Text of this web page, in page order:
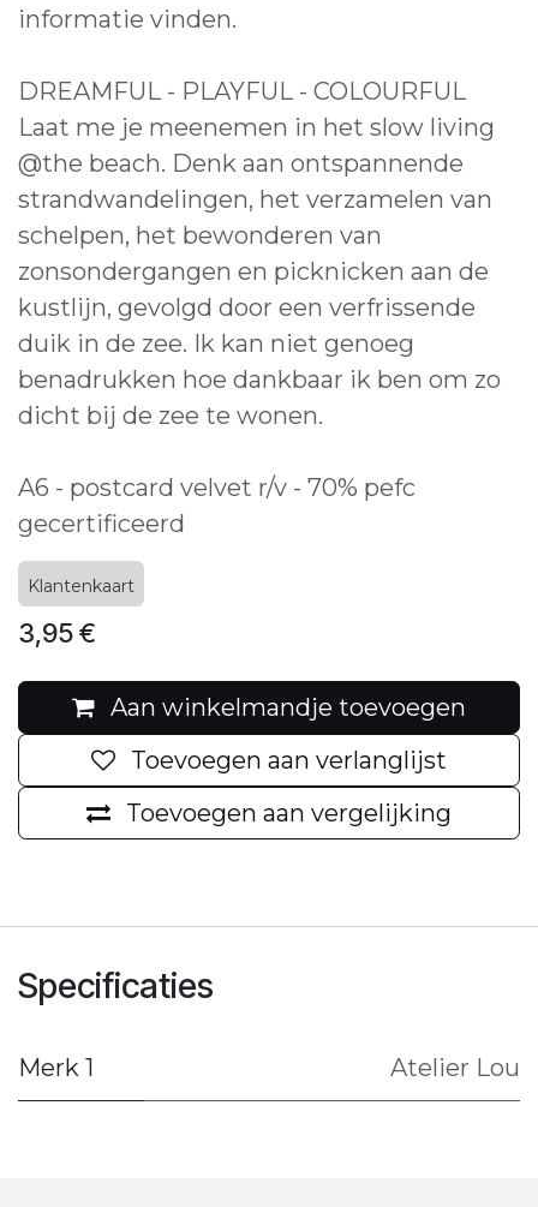
informatie vinden.
DREAMFUL - PLAYFUL - COLOURFUL
Laat me je meenemen in het slow living
@the beach. Denk aan ontspannende
strandwandelingen, het verzamelen van
schelpen, het bewonderen van
zonsondergangen en picknicken aan de
kustlijn, gevolgd door een verfrissende
duik in de zee. Ik kan niet genoeg
benadrukken hoe dankbaar ik ben om zo
dicht bij de zee te wonen.
A6 - postcard velvet r/v - 70% pefc
gecertificeerd
Klantenkaart
3,95€
Aan winkelmandje toevoegen
Toevoegen aan vergelijking
Toevoegen aan verlanglijst
Specificaties
Merk 1 Atelier Lou